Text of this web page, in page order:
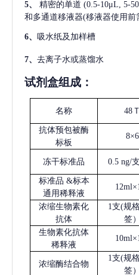
5、 精密的单道 (0.5-10μL, 5-
和多通道移液器(移液器使用前
6、 吸水纸及加样槽
7、 去离子水或蒸馏水
试剂盒组成：
名称 48Ｔ
抗体预包被酶
标板
8×6
冻干标准品 0.5 ng/
标准品 &标本
通用稀释液
浓缩生物素化
抗体
1支(规
签）
生物素化抗体
稀释液
浓缩酶结合物
1支(规
签）